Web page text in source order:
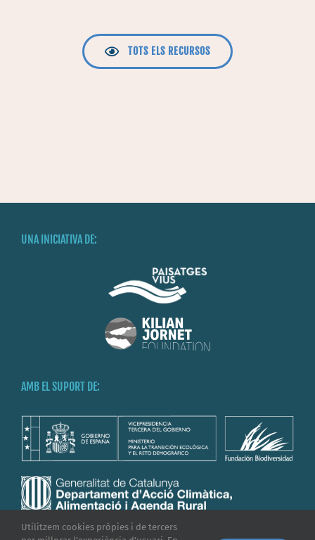
TOTS ELS RECURSOS
UNA INICIATIVA DE:
AMB EL SUPORT DE:
Utilitzem cookies pròpies i de tercers